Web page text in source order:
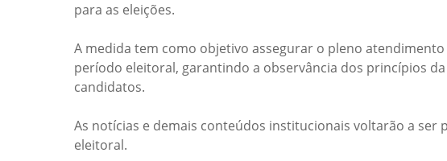
para as eleições.
A medida tem como objetivo assegurar o pleno
período eleitoral, garantindo a observância dos princípios
candidatos.
As notícias e demais conteúdos institucionais voltarão a
eleitoral.